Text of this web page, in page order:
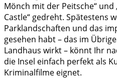
Mönch mit der Peitsche“
Castle“ gedreht. Spätestens
Parklandschaften und das
gesehen habt – das im
Landhaus wirkt – könnt Ihr
die Insel einfach perfekt als
Kriminalfilme eignet.